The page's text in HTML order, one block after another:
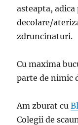
asteapta,
decolare/
zdruncinaturi.
Cu maxima
parte de nimic
Am zburat cu
Colegii de